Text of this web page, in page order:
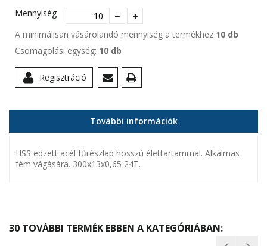
Mennyiség
A minimálisan vásárolandó mennyiség a termékhez 10 db
Csomagolási egység: 10 db
Regisztráció
További információk
HSS edzett acél fűrészlap hosszú élettartammal. Alkalmas
fém vágására. 300x13x0,65 24T.
30 TOVÁBBI TERMÉK EBBEN A KATEGÓRIÁBAN: